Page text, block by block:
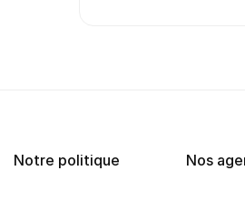
Notre politique Nos